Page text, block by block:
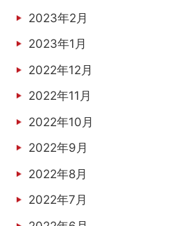
2023年2月
2023年1月
2022年12月
2022年11月
2022年10月
2022年9月
2022年8月
2022年7月